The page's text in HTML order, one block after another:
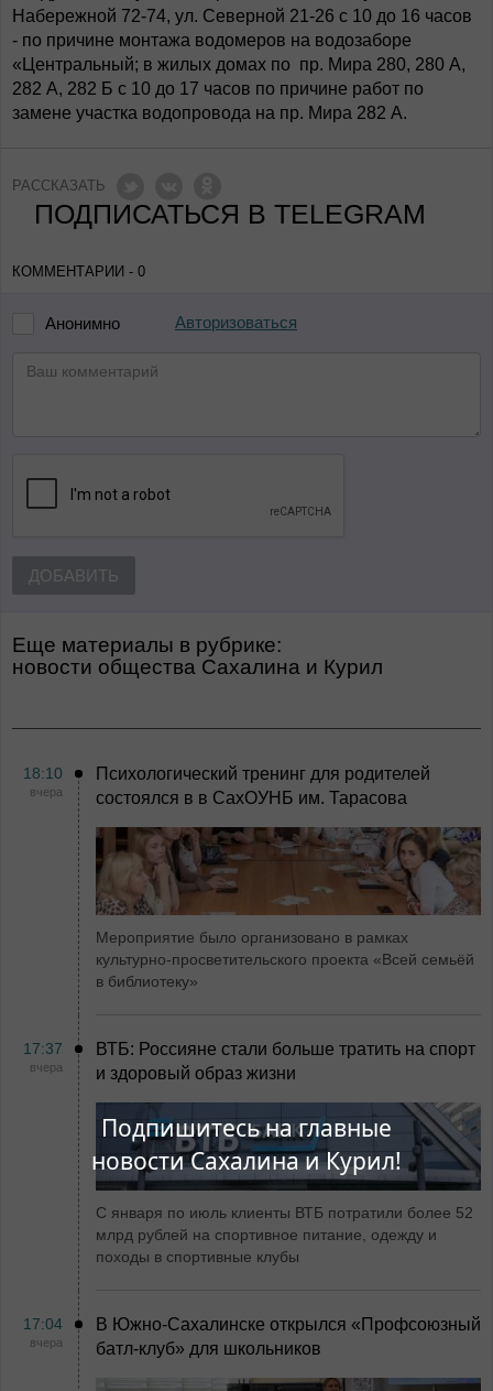
Подпишитесь на главные
новости Сахалина и Курил!
Набережной 72-74, ул. Северной 21-26 с 10 до 16 часов
- по причине монтажа водомеров на водозаборе
«Центральный; в жилых домах по пр. Мира 280, 280 А,
282 А, 282 Б с 10 до 17 часов по причине работ по
замене участка водопровода на пр. Мира 282 А.
РАССКАЗАТЬ
ПОДПИСАТЬСЯ В TELEGRAM
КОММЕНТАРИИ - 0
Анонимно Авторизоваться
ДОБАВИТЬ
Еще материалы в рубрике:
Новости общества Сахалина и Курил
18:10
вчера
Психологический тренинг для родителей
состоялся в в СахОУНБ им. Тарасова
Мероприятие было организовано в рамках
культурно-просветительского проекта «Всей семьёй
в библиотеку»
17:37
вчера
ВТБ: Россияне стали больше тратить на спорт
и здоровый образ жизни
С января по июль клиенты ВТБ потратили более 52
млрд рублей на спортивное питание, одежду и
походы в спортивные клубы
17:04
вчера
В Южно-Сахалинске открылся «Профсоюзный
батл-клуб» для школьников